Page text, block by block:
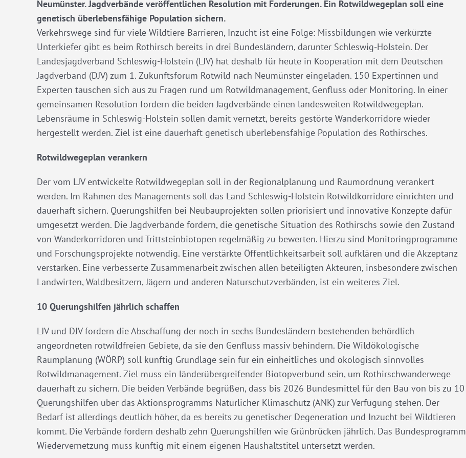
Neumünster. Jagdverbände veröffentlichen Resolution mit Forderungen. Ein Rotwildwegeplan soll eine
genetisch überlebensfähige Population sichern.
Verkehrswege sind für viele Wildtiere Barrieren, Inzucht ist eine Folge: Missbildungen wie verkürzte
Unterkiefer gibt es beim Rothirsch bereits in drei Bundesländern, darunter Schleswig-Holstein. Der
Landesjagdverband Schleswig-Holstein (LJV) hat deshalb für heute in Kooperation mit dem Deutschen
Jagdverband (DJV) zum 1. Zukunftsforum Rotwild nach Neumünster eingeladen. 150 Expertinnen und
Experten tauschen sich aus zu Fragen rund um Rotwildmanagement, Genfluss oder Monitoring. In einer
gemeinsamen Resolution fordern die beiden Jagdverbände einen landesweiten Rotwildwegeplan.
Lebensräume in Schleswig-Holstein sollen damit vernetzt, bereits gestörte Wanderkorridore wieder
hergestellt werden. Ziel ist eine dauerhaft genetisch überlebensfähige Population des Rothirsches.
Rotwildwegeplan verankern
Der vom LJV entwickelte Rotwildwegeplan soll in der Regionalplanung und Raumordnung verankert
werden. Im Rahmen des Managements soll das Land Schleswig-Holstein Rotwildkorridore einrichten und
dauerhaft sichern. Querungshilfen bei Neubauprojekten sollen priorisiert und innovative Konzepte dafür
umgesetzt werden. Die Jagdverbände fordern, die genetische Situation des Rothirschs sowie den Zustand
von Wanderkorridoren und Trittsteinbiotopen regelmäßig zu bewerten. Hierzu sind Monitoringprogramme
und Forschungsprojekte notwendig. Eine verstärkte Öffentlichkeitsarbeit soll aufklären und die Akzeptanz
verstärken. Eine verbesserte Zusammenarbeit zwischen allen beteiligten Akteuren, insbesondere zwischen
Landwirten, Waldbesitzern, Jägern und anderen Naturschutzverbänden, ist ein weiteres Ziel.
10 Querungshilfen jährlich schaffen
LJV und DJV fordern die Abschaffung der noch in sechs Bundesländern bestehenden behördlich
angeordneten rotwildfreien Gebiete, da sie den Genfluss massiv behindern. Die Wildökologische
Raumplanung (WÖRP) soll künftig Grundlage sein für ein einheitliches und ökologisch sinnvolles
Rotwildmanagement. Ziel muss ein länderübergreifender Biotopverbund sein, um Rothirschwanderwege
dauerhaft zu sichern. Die beiden Verbände begrüßen, dass bis 2026 Bundesmittel für den Bau von bis zu 10
Querungshilfen über das Aktionsprogramms Natürlicher Klimaschutz (ANK) zur Verfügung stehen. Der
Bedarf ist allerdings deutlich höher, da es bereits zu genetischer Degeneration und Inzucht bei Wildtieren
kommt. Die Verbände fordern deshalb zehn Querungshilfen wie Grünbrücken jährlich. Das Bundesprogramm
Wiedervernetzung muss künftig mit einem eigenen Haushaltstitel untersetzt werden.